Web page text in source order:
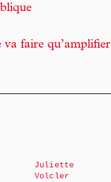
faire
Juliette
Volcler